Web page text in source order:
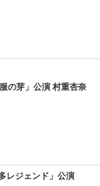
の芽」公演 村重杏奈
レジェンド」公演